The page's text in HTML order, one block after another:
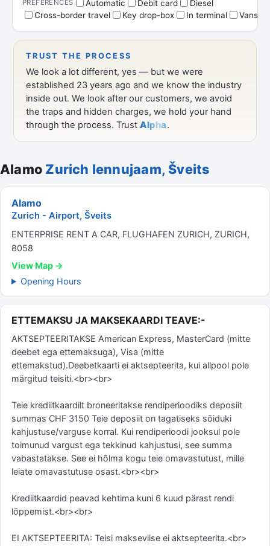
Alamo Zurich lennujaam, Šveits
Alamo
Zurich - Airport, Šveits
ENTERPRISE RENT A CAR, FLUGHAFEN ZURICH, ZURICH,
8058
View Map →
Opening Hours
ETTEMAKSU JA MAKSEKAARDI TEAVE:-
AKTSEPTEERITAKSE American Express, MasterCard (mitte
deebet ega ettemaksuga), Visa (mitte
ettemakstud).Deebetkaarti ei aktsepteerita, kui allpool pole
märgitud teisiti.<br><br>
Teie krediitkaardilt broneeritakse rendiperioodiks deposiit
summas CHF 3150 Teie deposiit on tagatiseks sõiduki
kahjustuse/varguse korral. Kui rendiperioodi jooksul pole
toimunud vargust ega tekkinud kahjustusi, see summa
vabastatakse. See ei hõlma kogu teie omavastutust, mille
leiate omavastutuse osast.<br><br>
Krediitkaardid peavad kehtima kuni 6 kuud pärast rendi
lõppemist.<br><br>
EI AKTSEPTEERITA: Teisi makseviise ei aktsepteerita.<br>